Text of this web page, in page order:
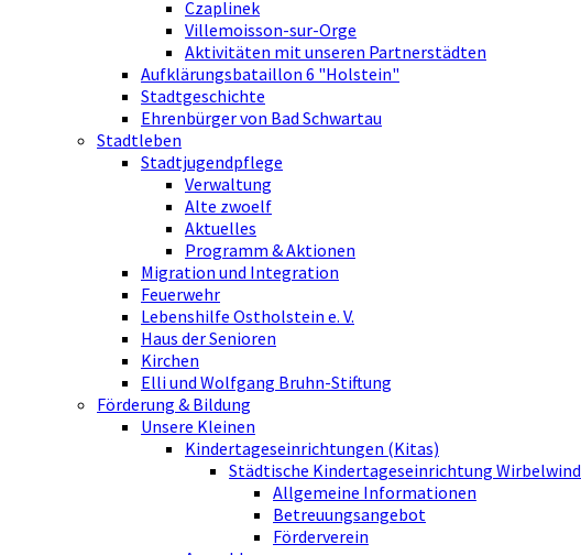
Czaplinek
Villemoisson-sur-Orge
Aktivitäten mit unseren Partnerstädten
Aufklärungsbataillon 6 "Holstein"
Stadtgeschichte
Ehrenbürger von Bad Schwartau
Stadtleben
Stadtjugendpflege
Verwaltung
Alte zwoelf
Aktuelles
Programm & Aktionen
Migration und Integration
Feuerwehr
Lebenshilfe Ostholstein e. V.
Haus der Senioren
Kirchen
Elli und Wolfgang Bruhn-Stiftung
Förderung & Bildung
Unsere Kleinen
Kindertageseinrichtungen (Kitas)
Städtische Kindertageseinrichtung Wirbelwind
Allgemeine Informationen
Betreuungsangebot
Förderverein